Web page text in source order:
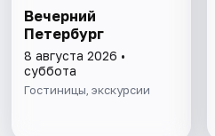
Вечерний
Петербург
8 августа 2026 •
суббота
Гостиницы, экскурсии